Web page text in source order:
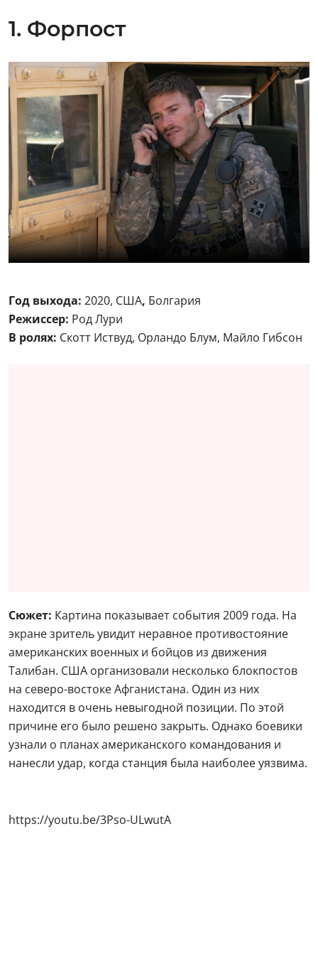
1. Форпост
Год выхода: 2020, США, Болгария
Режиссер: Род Лури
В ролях: Скотт Иствуд, Орландо Блум, Майло Гибсон
Сюжет: Картина показывает события 2009 года. На
экране зритель увидит неравное противостояние
американских военных и бойцов из движения
Талибан. США организовали несколько блокпостов
на северо-востоке Афганистана. Один из них
находится в очень невыгодной позиции. По этой
причине его было решено закрыть. Однако боевики
узнали о планах американского командования и
нанесли удар, когда станция была наиболее уязвима.
https://youtu.be/3Pso-ULwutA